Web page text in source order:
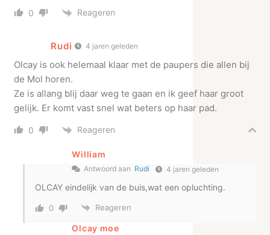
0 Reageren
Rudi 4 jaren geleden
Olcay is ook helemaal klaar met de paupers die allen bij
de Mol horen.
Ze is allang blij daar weg te gaan en ik geef haar groot
gelijk. Er komt vast snel wat beters op haar pad.
0 Reageren
William
Antwoord aan Rudi 4 jaren geleden
OLCAY eindelijk van de buis,wat een opluchting.
0 Reageren
Olcay moe